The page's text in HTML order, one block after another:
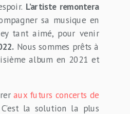
L’artiste remontera
sa musique en
tant aimé, pour venir
Nous sommes prêts à
album en 2021 et
aux futurs concerts de
la solution la plus